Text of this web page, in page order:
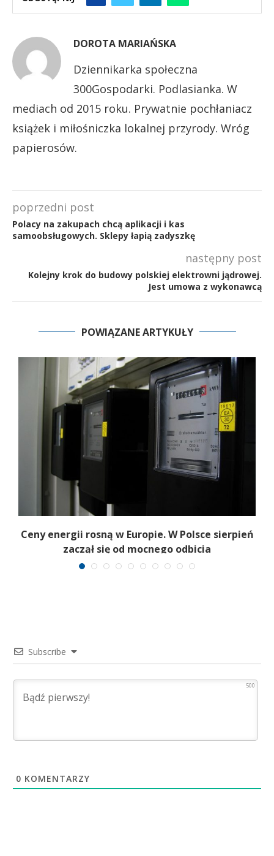
DOROTA MARIAŃSKA
Dziennikarka społeczna
300Gospodarki. Podlasianka. W
mediach od 2015 roku. Prywatnie pochłaniacz
książek i miłośniczka lokalnej przyrody. Wróg
papierosów.
poprzedni post
Polacy na zakupach chcą aplikacji i kas
samoobsługowych. Sklepy łapią zadyszkę
następny post
Kolejny krok do budowy polskiej elektrowni jądrowej.
Jest umowa z wykonawcą
POWIĄZANE ARTYKUŁY
Ceny energii rosną w Europie. W Polsce sierpień
zaczął się od mocnego odbicia
Subscribe
500
0 KOMENTARZY